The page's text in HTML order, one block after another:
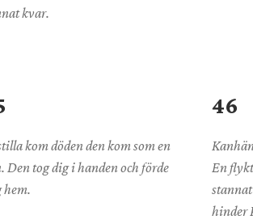
kvar.
kom döden den kom som en
Den tog dig i handen och förde
46
En
hinder